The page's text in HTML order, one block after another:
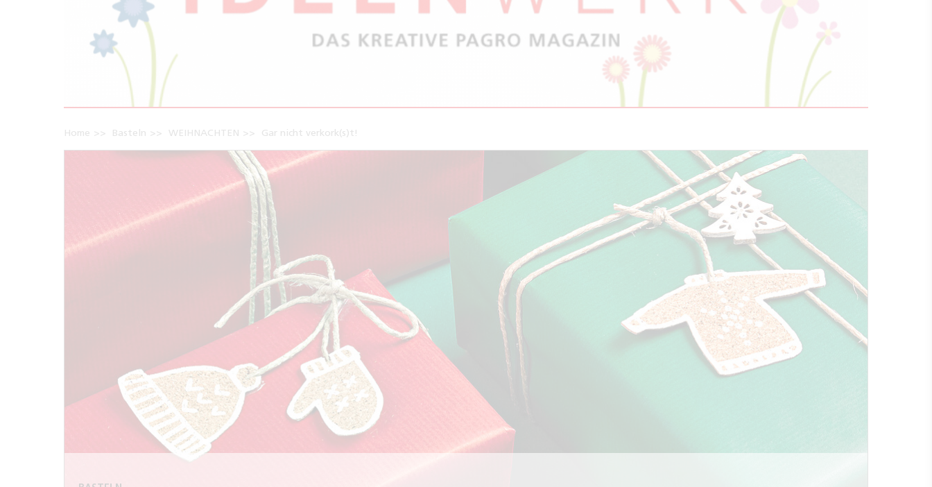
Home Basteln WEIHNACHTEN Gar nicht verkork(s)t!